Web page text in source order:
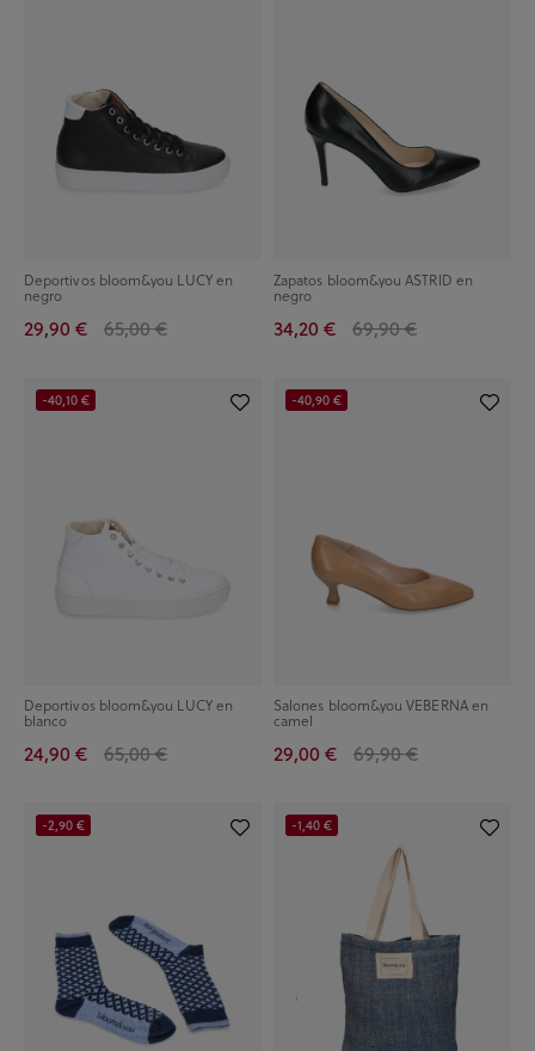
Deportivos bloom&you LUCY en
negro
29,90 € 65,00 €
Zapatos bloom&you ASTRID en
negro
34,20 € 69,90 €
Deportivos bloom&you LUCY en
blanco
24,90 € 65,00 €
-40,10 €
Salones bloom&you VEBERNA en
camel
29,00 € 69,90 €
-40,90 €
-2,90 € -1,40 €